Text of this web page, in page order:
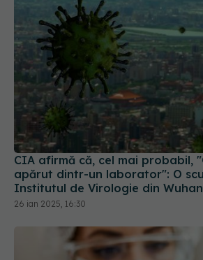
CIA afirmă că, cel mai probabil,
apărut dintr-un laborator": O
Institutul de Virologie din Wuhan
26 ian 2025, 16:30